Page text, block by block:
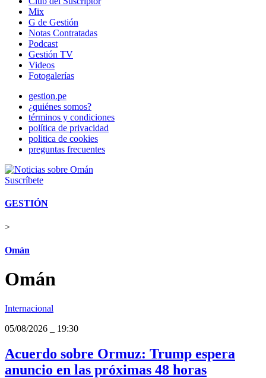
Mix
G de Gestión
Notas Contratadas
Podcast
Gestión TV
Videos
Fotogalerías
gestion.pe
¿quiénes somos?
términos y condiciones
política de privacidad
politica de cookies
preguntas frecuentes
Suscríbete
GESTIÓN
>
Omán
Omán
Internacional
05/08/2026
19:30
Acuerdo sobre Ormuz: Trump espera
anuncio en las próximas 48 horas